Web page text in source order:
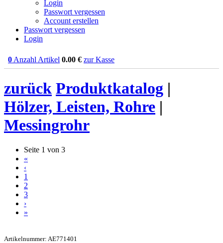
Login
Passwort vergessen
Account erstellen
Passwort vergessen
Login
0 Anzahl Artikel 0.00 € zur Kasse
zurück Produktkatalog |
Hölzer, Leisten, Rohre |
Messingrohr
Seite 1 von 3
«
‹
1
2
3
›
»
Artikelnummer: AE771401